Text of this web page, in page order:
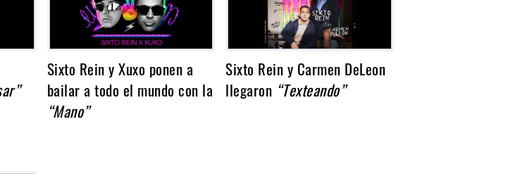
Sixto Rein y Xuxo ponen a
bailar a todo el mundo con la
“Mano”
Sixto Rein y Carmen DeLeon
llegaron “Texteando”